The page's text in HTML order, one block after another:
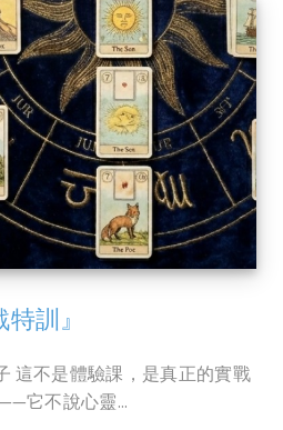
訓』
這不是體驗課，是真正的實戰
它不說心靈...